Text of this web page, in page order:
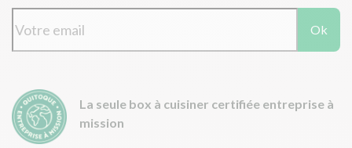
Ok
La seule box à cuisiner certifiée entreprise à
mission